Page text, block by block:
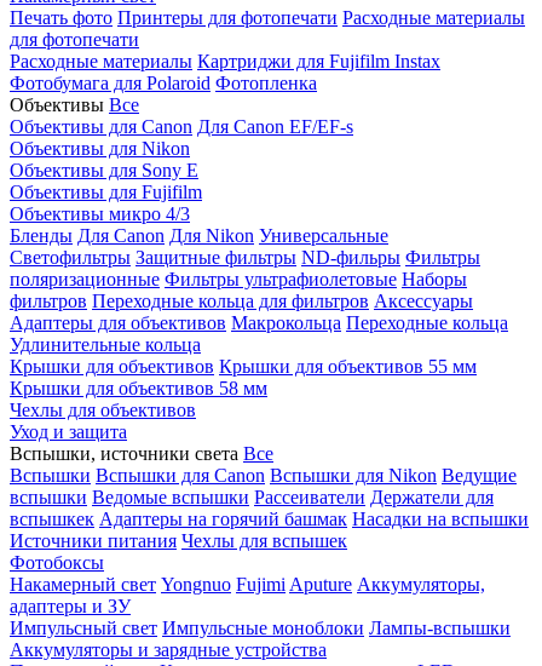
Печать фото Принтеры для фотопечати Расходные материалы
для фотопечати
Расходные материалы Картриджи для Fujifilm Instax
Фотобумага для Polaroid Фотопленка
Объективы Все
Объективы для Canon Для Canon EF/EF-s
Объективы для Nikon
Объективы для Sony E
Объективы для Fujifilm
Объективы микро 4/3
Бленды Для Canon Для Nikon Универсальные
Светофильтры Защитные фильтры ND-фильры Фильтры
поляризационные Фильтры ультрафиолетовые Наборы
фильтров Переходные кольца для фильтров Аксессуары
Адаптеры для объективов Макрокольца Переходные кольца
Удлинительные кольца
Крышки для объективов Крышки для объективов 55 мм
Крышки для объективов 58 мм
Чехлы для объективов
Уход и защита
Вспышки, источники света Все
Вспышки Вспышки для Canon Вспышки для Nikon Ведущие
вспышки Ведомые вспышки Рассеиватели Держатели для
вспышкек Адаптеры на горячий башмак Насадки на вспышки
Источники питания Чехлы для вспышек
Фотобоксы
Накамерный свет Yongnuo Fujimi Aputure Аккумуляторы,
адаптеры и ЗУ
Импульсный свет Импульсные моноблоки Лампы-вспышки
Аккумуляторы и зарядные устройства